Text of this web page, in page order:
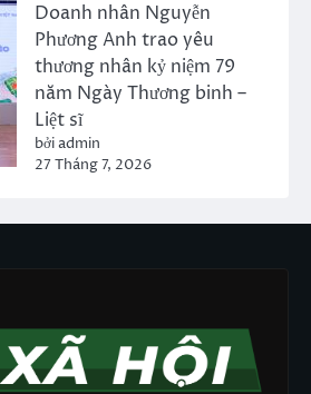
Doanh nhân Nguyễn
Phương Anh trao yêu
thương nhân kỷ niệm 79
năm Ngày Thương binh –
Liệt sĩ
bởi admin
27 Tháng 7, 2026